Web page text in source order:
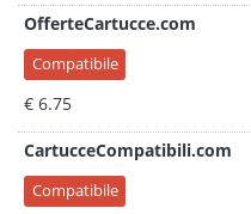
OfferteCartucce.com
Compatibile
€ 6.75
CartucceCompatibili.com
Compatibile